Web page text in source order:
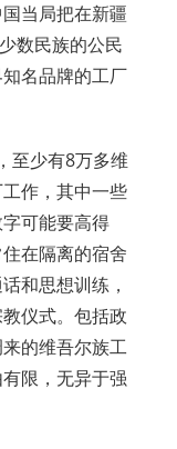
当局把在新疆
数民族的公民
名品牌的工厂
至少有8万多维
作，其中一些
可能要高得
在隔离的宿舍
和思想训练，
仪式。包括政
的维吾尔族工
限，无异于强